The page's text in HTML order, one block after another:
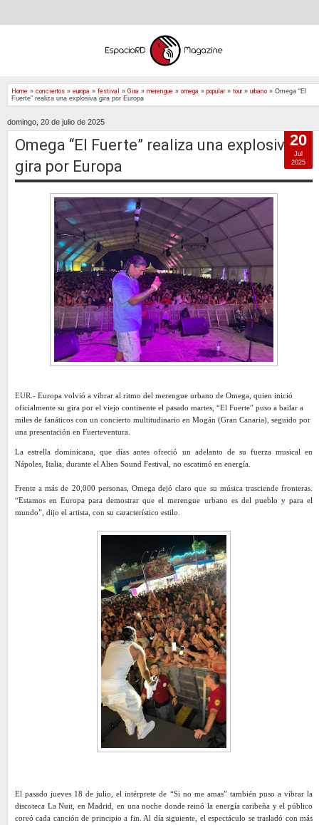
Home » conciertos » europa » festival » Gira » merengue » omega » popular» tour» urbano » Omega “El
Fuerte” realiza una explosiva gira por Europa
domingo, 20 de julio de 2025
Omega “El Fuerte” realiza una explosiva
gira por Europa
EUR.- Europa volvió a vibrar al ritmo del merengue urbano de Omega, quien inició
oficialmente su gira por el viejo continente el pasado martes, “El Fuerte” puso a bailar a
miles de fanáticos con un concierto multitudinario en Mogán (Gran Canaria), seguido por
una presentación en Fuerteventura.
La estrella dominicana, que días antes ofreció un adelanto de su fuerza musical en
Nápoles, Italia, durante el Alien Sound Festival, no escatimó en energía.
Frente a más de 20,000 personas, Omega dejó claro que su música trasciende fronteras.
“Estamos en Europa para demostrar que el merengue urbano es del pueblo y para el
mundo”, dijo el artista, con su característico estilo.
El pasado jueves 18 de julio, el intérprete de “Si no me amas” también puso a vibrar la
discoteca La Nuit, en Madrid, en una noche donde reinó la energía caribeña y el público
coreó cada canción de principio a fin. Al día siguiente, el espectáculo se trasladó con más
20
Jul
2025